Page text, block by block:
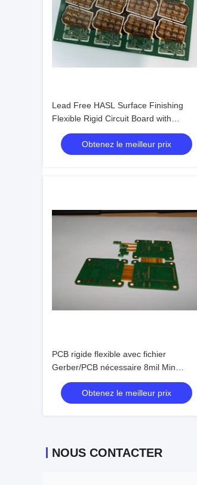
Lead Free HASL Surface Finishing
Flexible Rigid Circuit Board with
Durable Carton Box Outer for Versatile
ApplicationsObtenez le meilleur prix
PCB rigide flexible avec fichier
Gerber/PCB nécessaire 8mil Min
Espace de ligne 0,075mm Min. Largeur
de ligne/Espace en carton extérieur
Obtenez le meilleur prix
NOUS CONTACTER